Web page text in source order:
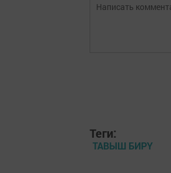
Теги:
ТАВЫШ БИРҮ